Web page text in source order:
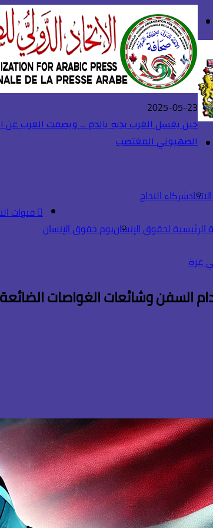
بحث
عن
تسجيل
الدخول
القائمة
شركاء النجاح
الرئيسية لحقوق الإنسانيوم حقوق الإنسان
قنوات
السفن وشائعات الغواصات
2025-05-23
حين يغسل الغرب يديه بالدم … ويصمت العرب عن
الصهيوني المغتصب
غزة